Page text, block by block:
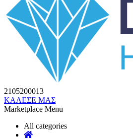
2105200013
ΚΑΛΕΣΕ ΜΑΣ
Marketplace Menu
All categories